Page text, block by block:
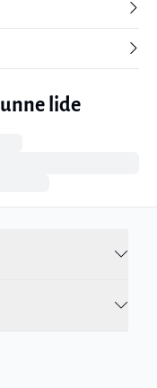
lide